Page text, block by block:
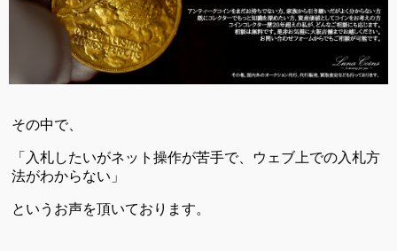
皆様コインにちは。ルナコインでございます。
たくさんの方々にオークション登録いただきありがとうご
ざいます。
その中で、
「入札したいがネット操作が苦手で、ウェブ上での入札方
法がわからない」
というお声を頂いております。